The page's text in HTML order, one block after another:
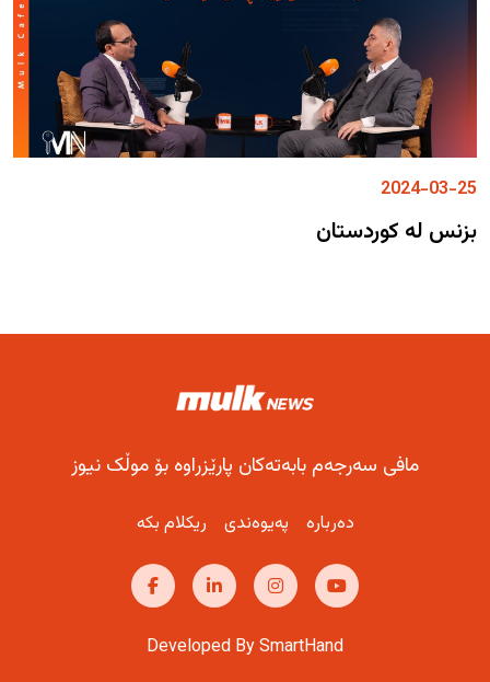
2024-03-25
بزنس لە کوردستان
مافی سەرجەم بابەتەکان پارێزراوە بۆ موڵک نیوز
دەربارە پەیوەندی ریکلام بکە
Developed By SmartHand